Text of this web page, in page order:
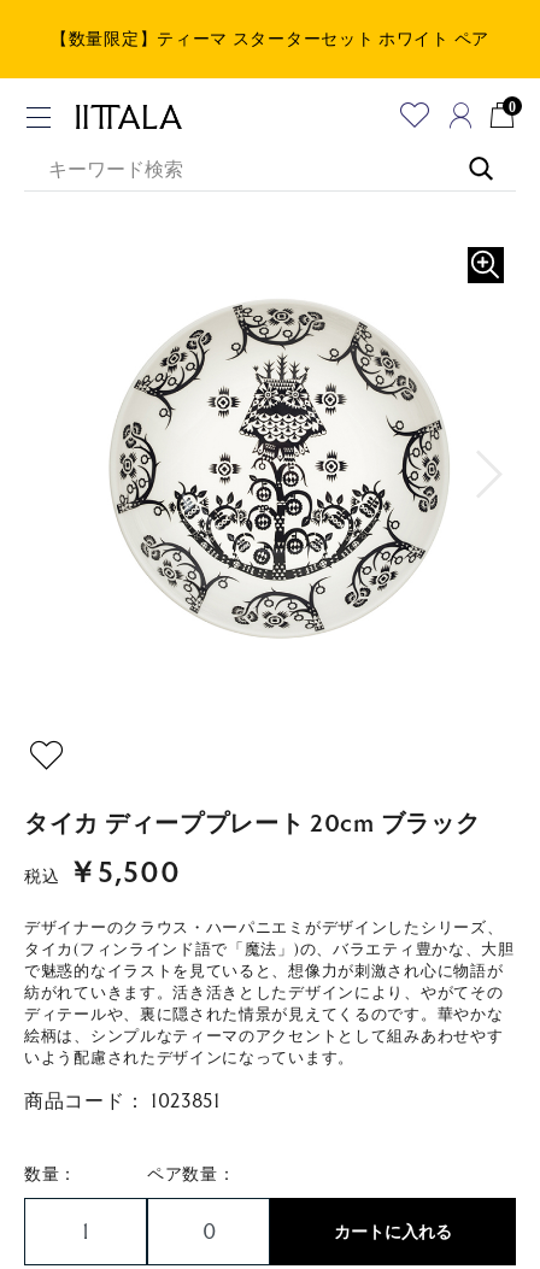
【数量限定】ティーマ スターターセット ホワイト ペア
0
タイカ ディーププレート 20cm ブラック
税込 ￥5,500
デザイナーのクラウス・ハーパニエミがデザインしたシリーズ、
タイカ(フィンラインド語で「魔法」)の、バラエティ豊かな、大胆
で魅惑的なイラストを見ていると、想像力が刺激され心に物語が
紡がれていきます。活き活きとしたデザインにより、やがてその
ディテールや、裏に隠された情景が見えてくるのです。華やかな
絵柄は、シンプルなティーマのアクセントとして組みあわせやす
いよう配慮されたデザインになっています。
商品コード： 1023851
数量： ペア数量：
カートに入れる